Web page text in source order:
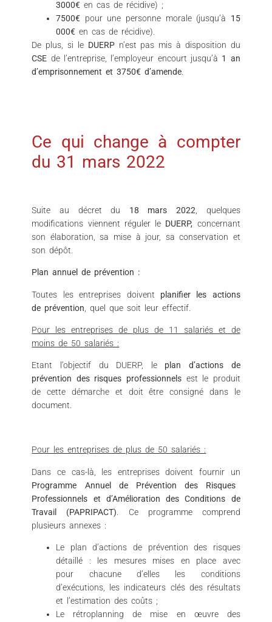
3000€en cas de récidive) ;
7500€ pour une personne morale (jusqu’à 15
000€ en cas de récidive).
De plus, si le DUERP n’est pas mis à disposition du
CSE de l’entreprise, l’employeur encourt jusqu’à 1 an
d’emprisonnement et 3750€ d’amende.
Ce qui change à compter
du 31 mars 2022
Suite au décret du 18 mars 2022 , quelques
modifications viennent réguler le DUERP, concernant
son élaboration, sa mise à jour, sa conservation et
son dépôt.
Plan annuel de prévention :
Toutes les entreprises doivent planifier les actions
de prévention , quel que soit leur effectif.
Pour les entreprises de plus de 11 salariés et de
moins de 50 salariés :
Etant l’objectif du DUERP, le plan d’actions de
prévention des risques professionnels est le produit
de cette démarche et doit être consigné dans le
document.
Pour les entreprises de plus de 50 salariés :
Dans ce cas-là, les entreprises doivent fournir un
Programme Annuel de Prévention des Risques
Professionnels et d’Amélioration des Conditions de
Travail (PAPRIPACT) . Ce programme comprend
plusieurs annexes :
Le plan d’actions de prévention des risques
détaillé : les mesures mises en place avec
pour chacune d’elles les conditions
d’exécutions, les indicateurs clés des résultats
et l’estimation des coûts ;
Le rétroplanning de mise en œuvre des